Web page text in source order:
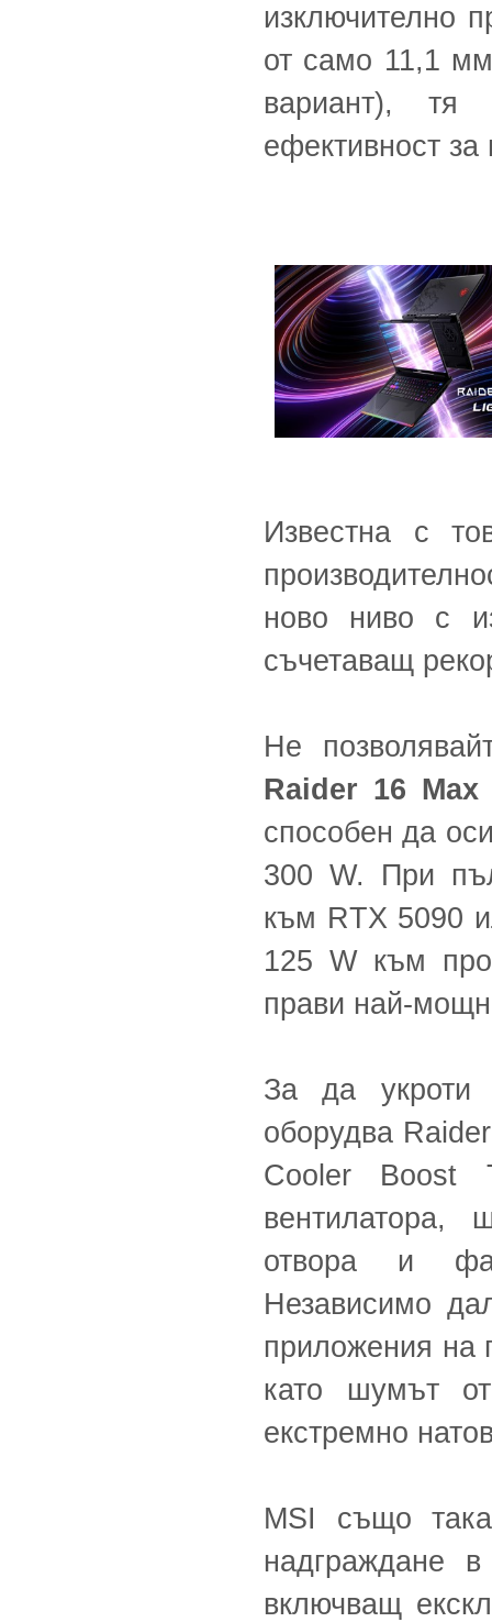
изключително
от само 11,1
вариант), тя
ефективност
Известна с
ново ниво с
съчетаващ
Не
Raider 16 Max
способен да
300 W. При
към RTX 5090
125 W към
прави най-
За да укроти
оборудва
Cooler Boost
вентилатора,
отвора и
Независимо
приложения на
като шумът
екстремно
MSI също
надграждане
включващ